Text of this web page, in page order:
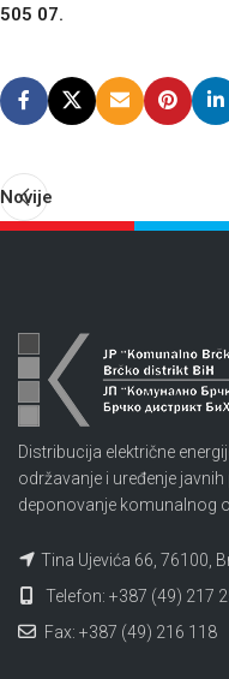
505 07.
Novije
Distribucija električne
održavanje i uređenje
deponovanje komunalnog
Tina Ujevića 66, 76100,
Telefon: +387 (49) 217
Fax: +387 (49) 216 118